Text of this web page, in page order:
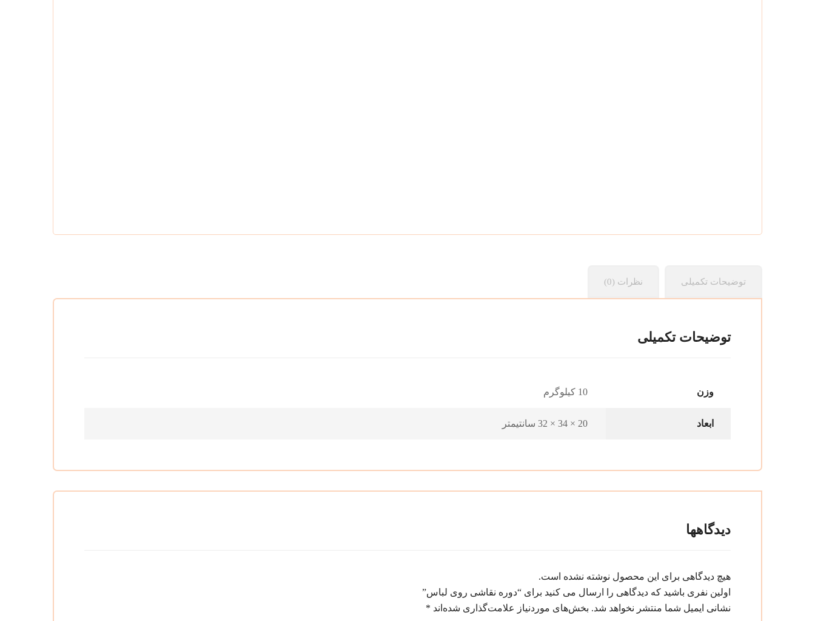
توضیحات تکمیلی نظرات (0)
توضیحات تکمیلی
وزن 10 کیلوگرم
ابعاد 20 × 34 × 32 سانتیمتر
دیدگاهها
هیچ دیدگاهی برای این محصول نوشته نشده است.
اولین نفری باشید که دیدگاهی را ارسال می کنید برای “دوره نقاشی روی لباس”
نشانی ایمیل شما منتشر نخواهد شد. بخش‌های موردنیاز علامت‌گذاری شده‌اند *